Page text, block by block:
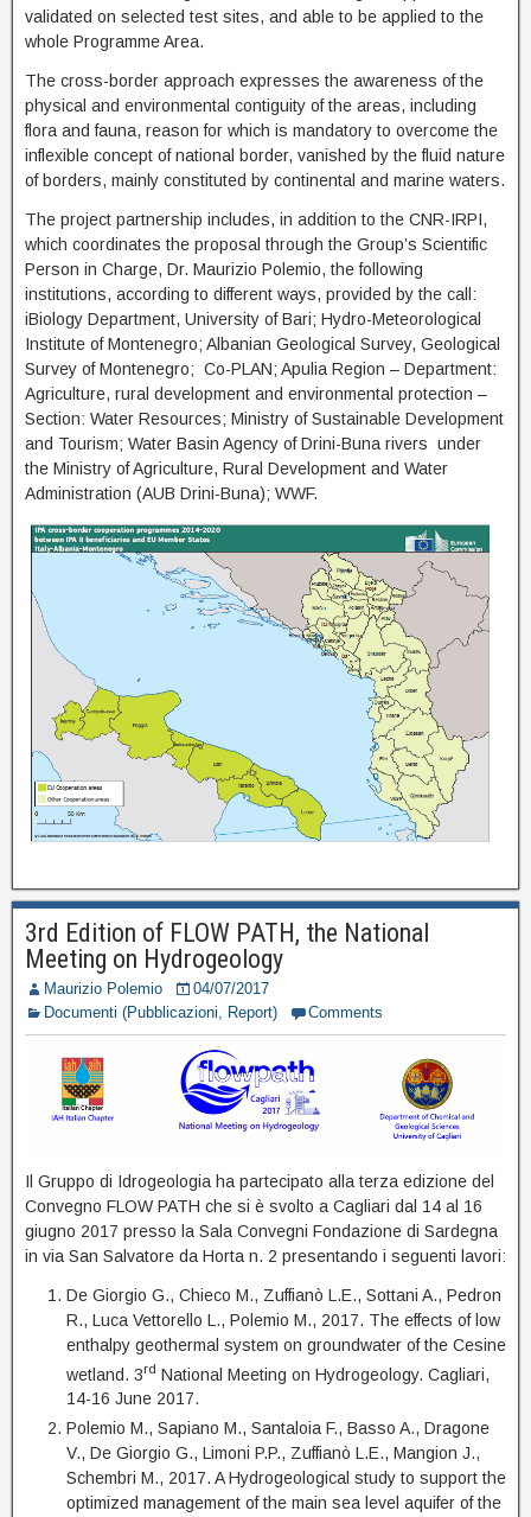
validated on selected test sites, and able to be applied to the
whole Programme Area.
The cross-border approach expresses the awareness of the
physical and environmental contiguity of the areas, including
flora and fauna, reason for which is mandatory to overcome the
inflexible concept of national border, vanished by the fluid nature
of borders, mainly constituted by continental and marine waters.
The project partnership includes, in addition to the CNR-IRPI,
which coordinates the proposal through the Group’s Scientific
Person in Charge, Dr. Maurizio Polemio, the following
institutions, according to different ways, provided by the call:
iBiology Department, University of Bari; Hydro-Meteorological
Institute of Montenegro; Albanian Geological Survey, Geological
Survey of Montenegro; Co-PLAN; Apulia Region – Department:
Agriculture, rural development and environmental protection –
Section: Water Resources; Ministry of Sustainable Development
and Tourism; Water Basin Agency of Drini-Buna rivers under
the Ministry of Agriculture, Rural Development and Water
Administration (AUB Drini-Buna); WWF.
3rd Edition of FLOW PATH, the National
Meeting on Hydrogeology
Maurizio Polemio
04/07/2017
Documenti (Pubblicazioni, Report)
Comments
Il Gruppo di Idrogeologia ha partecipato alla terza edizione del
Convegno FLOW PATH che si è svolto a Cagliari dal 14 al 16
giugno 2017 presso la Sala Convegni Fondazione di Sardegna
in via San Salvatore da Horta n. 2 presentando i seguenti lavori:
De Giorgio G., Chieco M., Zuffianò L.E., Sottani A., Pedron
R., Luca Vettorello L., Polemio M., 2017. The effects of low
enthalpy geothermal system on groundwater of the Cesine
wetland. 3rd National Meeting on Hydrogeology. Cagliari,
14-16 June 2017.
Polemio M., Sapiano M., Santaloia F., Basso A., Dragone
V., De Giorgio G., Limoni P.P., Zuffianò L.E., Mangion J.,
Schembri M., 2017. A Hydrogeological study to support the
optimized management of the main sea level aquifer of the